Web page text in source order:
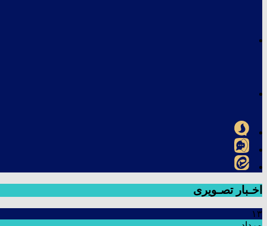
اخـبار تصـویری
۱۳